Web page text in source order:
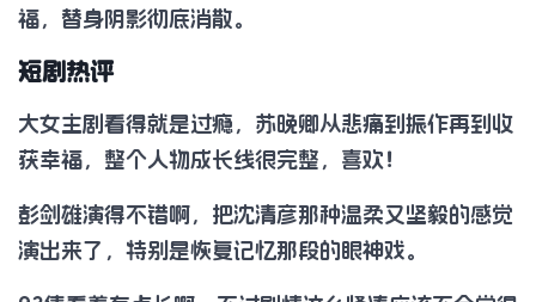
福，替身阴影彻底消散。
短剧热评
大女主剧看得就是过瘾，苏晚卿从悲痛到振作再到收
获幸福，整个人物成长线很完整，喜欢！
彭剑雄演得不错啊，把沈清彦那种温柔又坚毅的感觉
演出来了，特别是恢复记忆那段的眼神戏。